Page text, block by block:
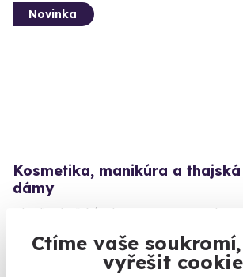
Ctíme vaše
vyřešit
Novinka
Kosmetika, manikúra a
dámy
3 hodiny božské relaxace v centru Prahy
Praha 1